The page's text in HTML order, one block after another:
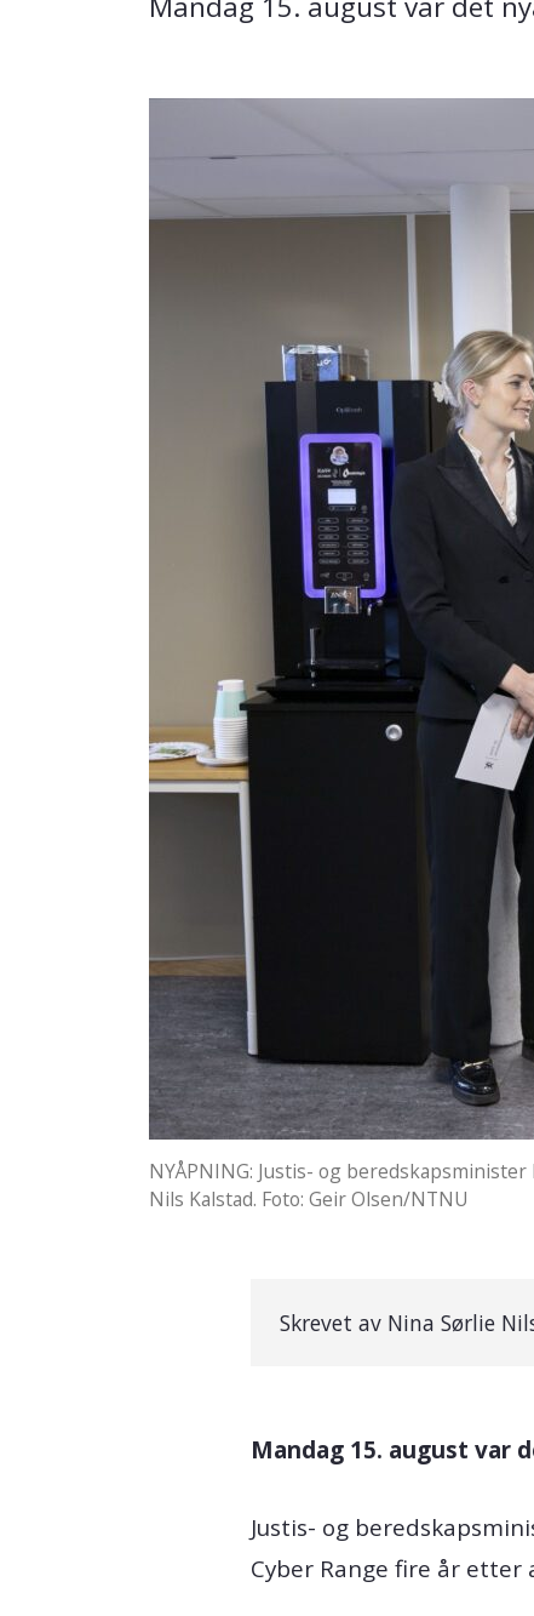
NYÅPNING: Justis- og
Nils Kalstad. Foto: Geir Olsen/NTNU
Skrevet av Nina Sørlie
Mandag 15. august var
Justis- og
Cyber Range fire år